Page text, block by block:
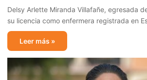
Delsy Arlette Miranda Villafañe, egresada
su licencia como enfermera registrada en
Leer más »